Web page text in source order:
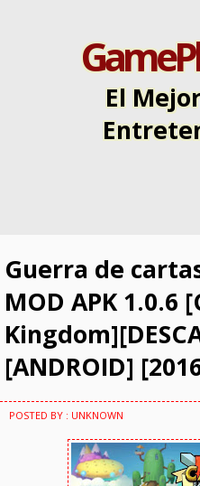
El
Guerra de
MOD APK 1.0.6
[ANDROID]
POSTED BY : UNKNOWN